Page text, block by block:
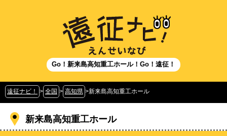
Go！新来島高知重工ホール！Go！遠征！
遠征ナビ！ > 全国 > 高知県 >新来島高知重工ホール
新来島高知重工ホール